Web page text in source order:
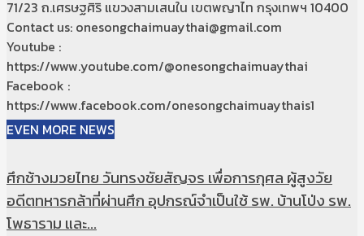
71/23 ถ.เศรษฐศิริ แขวงสามเสนใน เขตพญาไท กรุงเทพฯ 10400
Contact us: onesongchaimuaythai@gmail.com
Youtube :
https://www.youtube.com/@onesongchaimuaythai
Facebook :
https://www.facebook.com/onesongchaimuaythais1
EVEN MORE NEWS
ศึกช้างมวยไทย วันทรงชัยสัญจร เพื่อการกุศล ผู้สูงวัย
อดีตทหารกล้าที่ผ่านศึก อุปกรณ์จำเป็นใช้ รพ. บ้านโป่ง รพ.
โพธาราม และ...